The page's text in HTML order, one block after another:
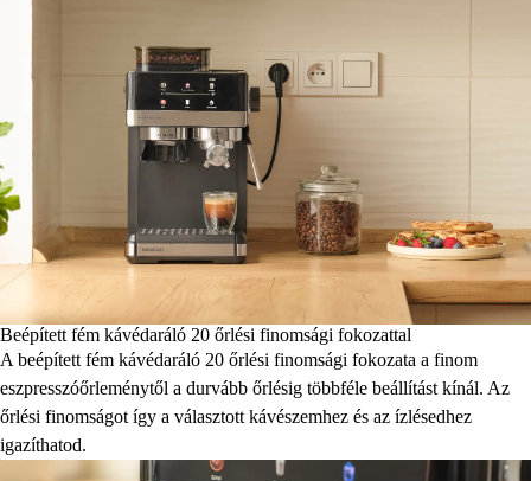
Beépített fém kávédaráló 20 őrlési finomsági fokozattal
A beépített fém kávédaráló 20 őrlési finomsági fokozata a finom
eszpresszóőrleménytől a durvább őrlésig többféle beállítást kínál. Az
őrlési finomságot így a választott kávészemhez és az ízlésedhez
igazíthatod.